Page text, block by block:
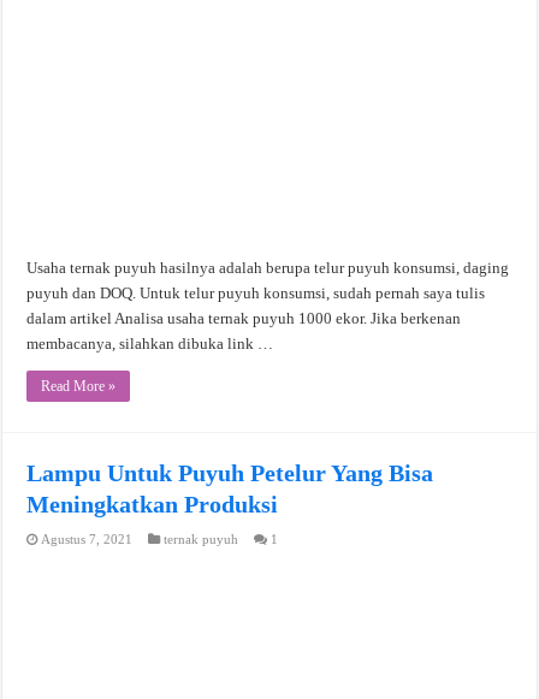
Usaha ternak puyuh hasilnya adalah berupa telur puyuh konsumsi, daging
puyuh dan DOQ. Untuk telur puyuh konsumsi, sudah pernah saya tulis
dalam artikel Analisa usaha ternak puyuh 1000 ekor. Jika berkenan
membacanya, silahkan dibuka link …
Read More »
Lampu Untuk Puyuh Petelur Yang Bisa
Meningkatkan Produksi
Agustus 7, 2021 ternak puyuh 1